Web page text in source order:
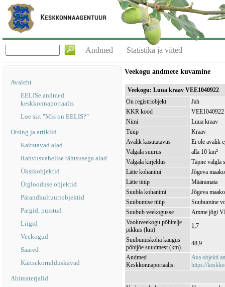
Andmed Statistika ja viited
Avaleht
EELISe andmed
keskkonnaportaalis
Loe siit "Mis on EELIS?"
Otsing ja artiklid
Kaitstavad alad
Rahvusvahelise tähtsusega alad
Üksikobjektid
Ürglooduse objektid
Pärandkultuuriobjektid
Pargid, puistud
Liigid
Veekogud
Saared
Kaitsekorralduskavad
Abimaterjalid
Veekogu andmete kuvamine
Veekogu: Luua kraav VEE1040922
On registriobjekt
Jah
KKR kood
VEE1040922
Nimi
Luua kraav
Tüüp
Kraav
Avalik kasutatavus
Ei ole avalik
Valgala suurus
alla 10 km²
Valgala kirjeldus
Täpne valgla
Lätte kohanimi
Jõgeva
Lätte tüüp
Määramata
Suubla kohanimi
Jõgeva
Suubumise tüüp
Suubumine
Suubub veekogusse
Amme jõgi
Vooluveekogu põhitelje
pikkus (km)
1,7
Suubumiskoha kaugus
põhijõe suudmest (km)
48,9
Andmed
Keskkonnaportaalis:
Ava objekti
https://